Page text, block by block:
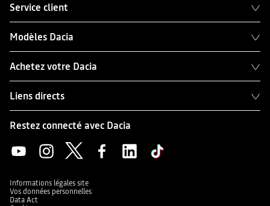
Service client
Modèles Dacia
Achetez votre Dacia
Liens directs
Restez connecté avec Dacia
Informations légales site
Vos données personnelles
Data Act